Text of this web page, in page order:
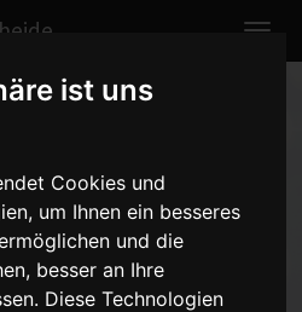
ist uns
Cookies und
um Ihnen ein besseres
und die
besser an Ihre
Diese Technologien
Jungen I
- Jungen I -
14:00 Uhr